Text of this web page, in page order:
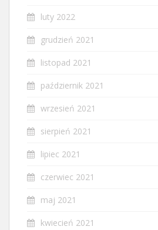
luty 2022
grudzień 2021
listopad 2021
październik 2021
wrzesień 2021
sierpień 2021
lipiec 2021
czerwiec 2021
maj 2021
kwiecień 2021